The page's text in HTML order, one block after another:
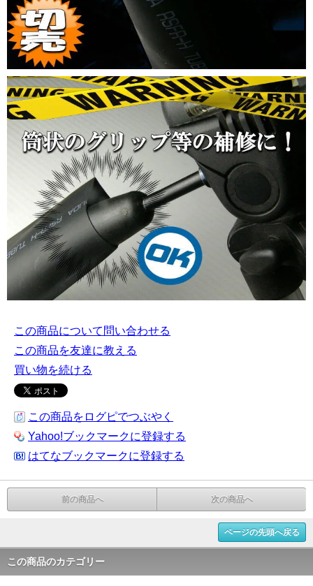
この商品について問い合わせる
この商品を友達に教える
買い物を続ける
この商品をログピでつぶやく
Yahoo!ブックマークに登録する
はてなブックマークに登録する
前の商品へ 次の商品へ
ページの先頭へ戻る
この商品のカテゴリー